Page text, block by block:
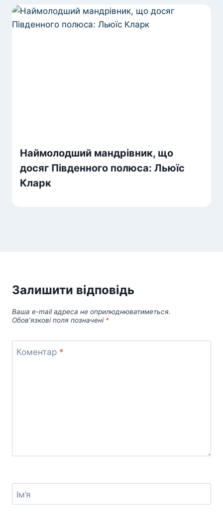
Наймолодший мандрівник, що
досяг Південного полюса: Льюїс
Кларк
Залишити відповідь
Ваша e-mail адреса не оприлюднюватиметься.
Обов’язкові поля позначені *
Коментар *
Ім’я